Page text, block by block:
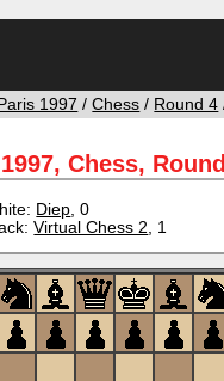
1997 /Chess / Round 4
Chess,
Diep , 0
Virtual Chess 2 , 1